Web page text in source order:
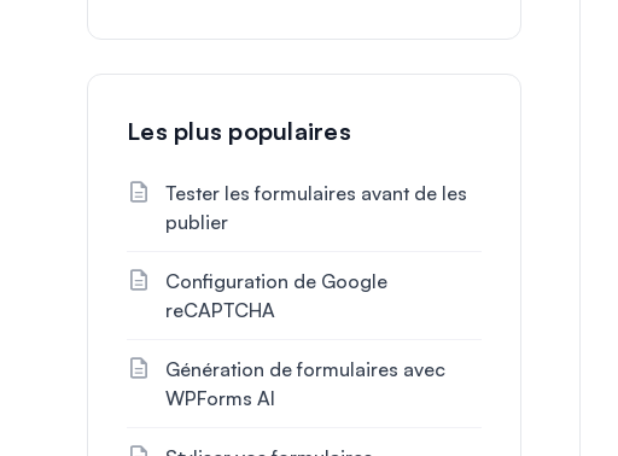
Les plus populaires
Tester les formulaires avant de les
publier
Configuration de Google
reCAPTCHA
Génération de formulaires avec
WPForms AI